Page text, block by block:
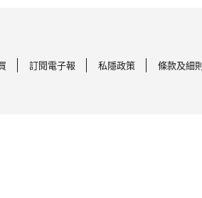
訂閱電子報 私隱政策 條款及細則